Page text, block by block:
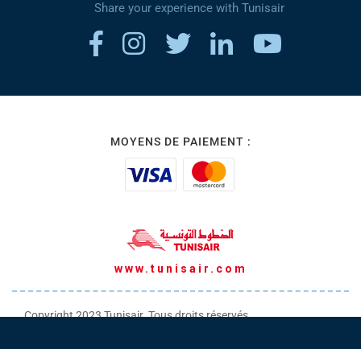
Share your experience with Tunisair
MOYENS DE PAIEMENT :
www.tunisair.com
Copyright 2023 Tunisair. Tous droits réservés